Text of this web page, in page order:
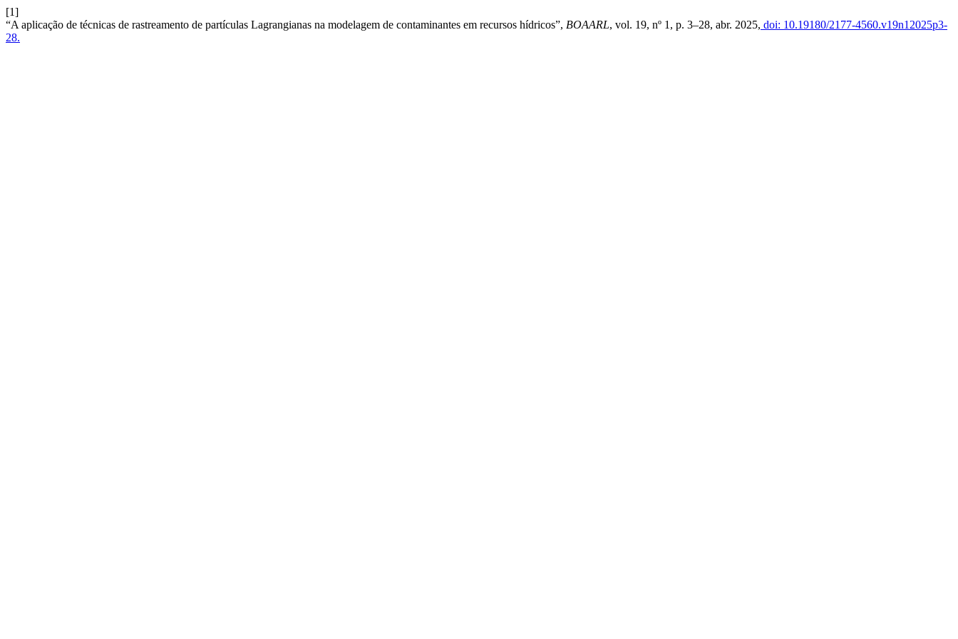
[1]
“A aplicação de técnicas de rastreamento de partículas Lagrangianas na modelagem de contaminantes em recursos hídricos”, BOAARL, vol. 19, nº 1, p. 3–28, abr. 2025, doi: 10.19180/2177-4560.v19n12025p3-
28.